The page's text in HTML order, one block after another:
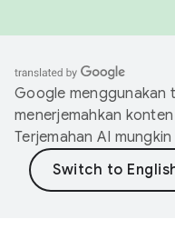
Google menggunakan
menerjemahkan
Terjemahan AI